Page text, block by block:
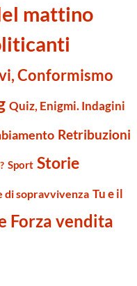
mattino
Conformismo
Quiz, Enigmi. Indagini
Retribuzioni
Sport Storie
di sopravvivenza Tu e il
Forza vendita